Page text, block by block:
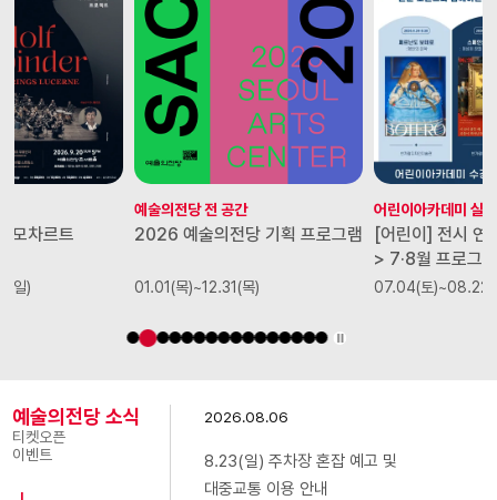
모차르트
일)
예술의전당 전 공간
2026 예술의전당 기획 프로그램
01.01(목)~12.31(목)
어린이아카데미 실
[어린이] 전시
> 7·8월 프로그
07.04(토)~08.22(
예술의전당 소식
티켓오픈
이벤트
2026.08.06
8.23(일) 주차장 혼잡 예고 및
대중교통 이용 안내